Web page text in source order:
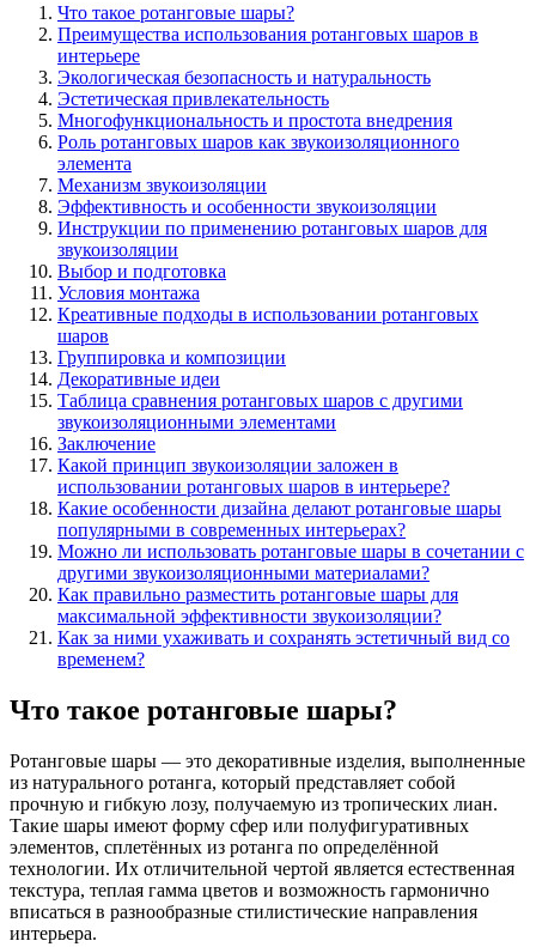
Что такое ротанговые шары?
Преимущества использования ротанговых шаров в
интерьере
Экологическая безопасность и натуральность
Эстетическая привлекательность
Многофункциональность и простота внедрения
Роль ротанговых шаров как звукоизоляционного
элемента
Механизм звукоизоляции
Эффективность и особенности звукоизоляции
Инструкции по применению ротанговых шаров для
звукоизоляции
Выбор и подготовка
Условия монтажа
Креативные подходы в использовании ротанговых
шаров
Группировка и композиции
Декоративные идеи
Таблица сравнения ротанговых шаров с другими
звукоизоляционными элементами
Заключение
Какой принцип звукоизоляции заложен в
использовании ротанговых шаров в интерьере?
Какие особенности дизайна делают ротанговые шары
популярными в современных интерьерах?
Можно ли использовать ротанговые шары в сочетании с
другими звукоизоляционными материалами?
Как правильно разместить ротанговые шары для
максимальной эффективности звукоизоляции?
Как за ними ухаживать и сохранять эстетичный вид со
временем?
Что такое ротанговые шары?
Ротанговые шары — это декоративные изделия, выполненные
из натурального ротанга, который представляет собой
прочную и гибкую лозу, получаемую из тропических лиан.
Такие шары имеют форму сфер или полуфигуративных
элементов, сплетённых из ротанга по определённой
технологии. Их отличительной чертой является естественная
текстура, теплая гамма цветов и возможность гармонично
вписаться в разнообразные стилистические направления
интерьера.